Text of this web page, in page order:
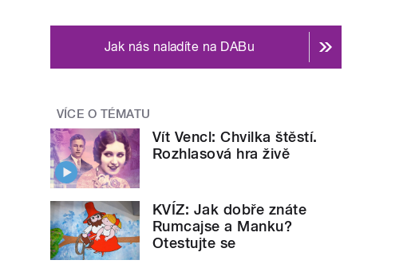
Jak nás naladíte na DABu
VÍCE O TÉMATU
Vít Vencl: Chvilka štěstí.
Rozhlasová hra živě
KVÍZ: Jak dobře znáte
Rumcajse a Manku?
Otestujte se